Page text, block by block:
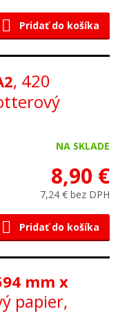
Pridať do košíka
, 420
NA SKLADE
8,90 €
7,24 € bez DPH
Pridať do košíka
mm x
papier,